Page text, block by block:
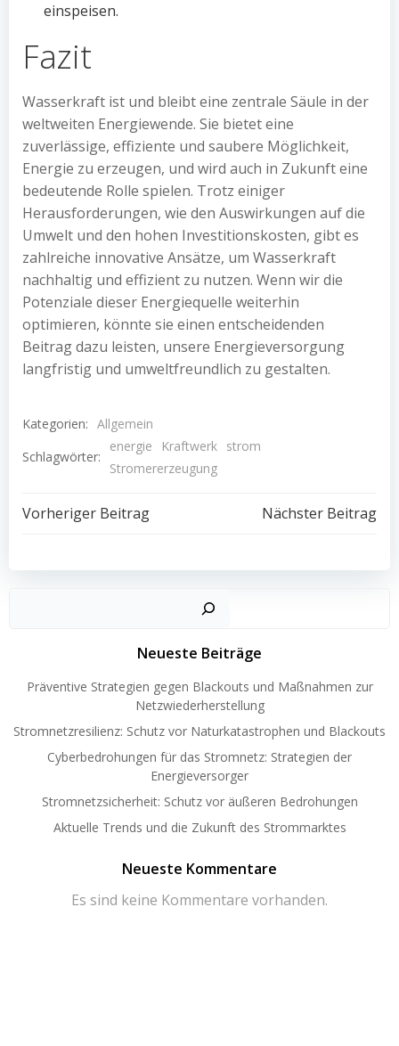
einspeisen.
Fazit
Wasserkraft ist und bleibt eine zentrale Säule in der
weltweiten Energiewende. Sie bietet eine
zuverlässige, effiziente und saubere Möglichkeit,
Energie zu erzeugen, und wird auch in Zukunft eine
bedeutende Rolle spielen. Trotz einiger
Herausforderungen, wie den Auswirkungen auf die
Umwelt und den hohen Investitionskosten, gibt es
zahlreiche innovative Ansätze, um Wasserkraft
nachhaltig und effizient zu nutzen. Wenn wir die
Potenziale dieser Energiequelle weiterhin
optimieren, könnte sie einen entscheidenden
Beitrag dazu leisten, unsere Energieversorgung
langfristig und umweltfreundlich zu gestalten.
Kategorien: Allgemein
Schlagwörter:
energie Kraftwerk strom
Stromererzeugung
Beitragsnavigation
Vorheriger Beitrag Nächster Beitrag
Neueste Beiträge
Präventive Strategien gegen Blackouts und Maßnahmen zur
Netzwiederherstellung
Stromnetzresilienz: Schutz vor Naturkatastrophen und Blackouts
Cyberbedrohungen für das Stromnetz: Strategien der
Energieversorger
Stromnetzsicherheit: Schutz vor äußeren Bedrohungen
Aktuelle Trends und die Zukunft des Strommarktes
Neueste Kommentare
Es sind keine Kommentare vorhanden.